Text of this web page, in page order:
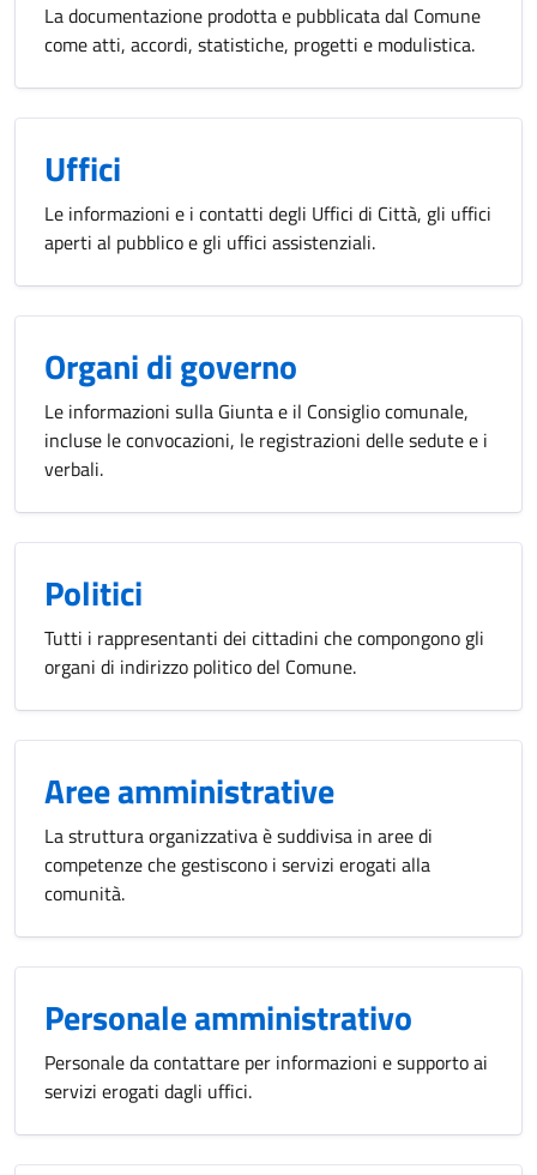
La documentazione prodotta e pubblicata dal Comune
come atti, accordi, statistiche, progetti e modulistica.
Uffici
Le informazioni e i contatti degli Uffici di Città, gli uffici
aperti al pubblico e gli uffici assistenziali.
Organi di governo
Le informazioni sulla Giunta e il Consiglio comunale,
incluse le convocazioni, le registrazioni delle sedute e i
verbali.
Politici
Tutti i rappresentanti dei cittadini che compongono gli
organi di indirizzo politico del Comune.
Aree amministrative
La struttura organizzativa è suddivisa in aree di
competenze che gestiscono i servizi erogati alla
comunità.
Personale amministrativo
Personale da contattare per informazioni e supporto ai
servizi erogati dagli uffici.